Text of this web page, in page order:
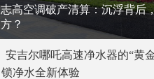
志高空调破产清算：沉浮背后
方？
安吉尔哪吒高速净水器的“黄
锁净水全新体验